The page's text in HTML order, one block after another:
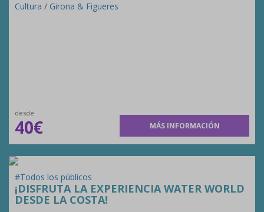
Cultura / Girona & Figueres
desde
40€ MÁS INFORMACIÓN
#Todos los públicos
¡DISFRUTA LA EXPERIENCIA WATER WORLD
DESDE LA COSTA!